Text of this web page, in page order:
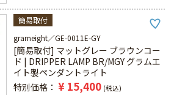
簡易取付
grameight
GE-0011E-GY
[簡易取付] マットグレー ブラウンコー
ド | DRIPPER LAMP BR/MGY グラムエ
イト製ペンダントライト
特別価格
¥ 15,400 税込